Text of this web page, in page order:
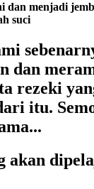
dan menjadi
suci
dan
rezeki
itu.
akan